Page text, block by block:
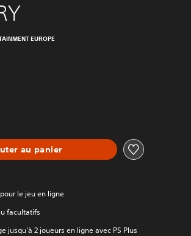
EUROPE
au panier
le jeu en ligne
facultatifs
jusqu'à 2 joueurs en ligne avec PS Plus